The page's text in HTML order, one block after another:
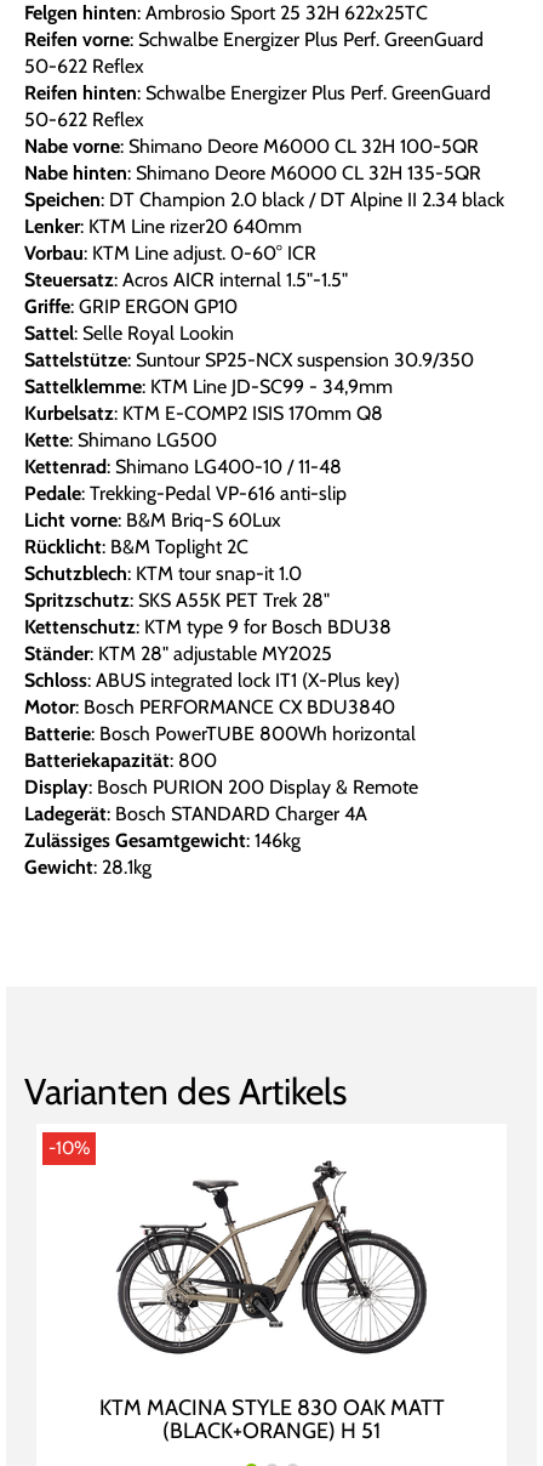
Felgen hinten: Ambrosio Sport 25 32H 622x25TC
Reifen vorne: Schwalbe Energizer Plus Perf. GreenGuard
50-622 Reflex
Reifen hinten: Schwalbe Energizer Plus Perf. GreenGuard
50-622 Reflex
Nabe vorne: Shimano Deore M6000 CL 32H 100-5QR
Nabe hinten: Shimano Deore M6000 CL 32H 135-5QR
Speichen: DT Champion 2.0 black / DT Alpine II 2.34 black
Lenker: KTM Line rizer20 640mm
Vorbau: KTM Line adjust. 0-60° ICR
Steuersatz: Acros AICR internal 1.5"-1.5"
Griffe: GRIP ERGON GP10
Sattel: Selle Royal Lookin
Sattelstütze: Suntour SP25-NCX suspension 30.9/350
Sattelklemme: KTM Line JD-SC99 - 34,9mm
Kurbelsatz: KTM E-COMP2 ISIS 170mm Q8
Kette: Shimano LG500
Kettenrad: Shimano LG400-10 / 11-48
Pedale: Trekking-Pedal VP-616 anti-slip
Licht vorne: B&M Briq-S 60Lux
Rücklicht: B&M Toplight 2C
Schutzblech: KTM tour snap-it 1.0
Spritzschutz: SKS A55K PET Trek 28"
Kettenschutz: KTM type 9 for Bosch BDU38
Ständer: KTM 28" adjustable MY2025
Schloss: ABUS integrated lock IT1 (X-Plus key)
Motor: Bosch PERFORMANCE CX BDU3840
Batterie: Bosch PowerTUBE 800Wh horizontal
Batteriekapazität: 800
Display: Bosch PURION 200 Display & Remote
Ladegerät: Bosch STANDARD Charger 4A
Zulässiges Gesamtgewicht: 146kg
Gewicht: 28.1kg
Varianten des Artikels
-10%
KTM MACINA STYLE 830 OAK MATT
(BLACK+ORANGE) H 51